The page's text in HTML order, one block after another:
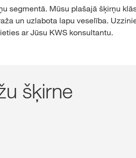
segmentā. Mūsu plašajā šķirņu
un uzlabota lapu veselība.
ar Jūsu KWS konsultantu.
šķirne